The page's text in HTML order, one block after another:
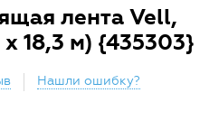
лента Vell,
18,3 м) {435303}
Нашли ошибку?